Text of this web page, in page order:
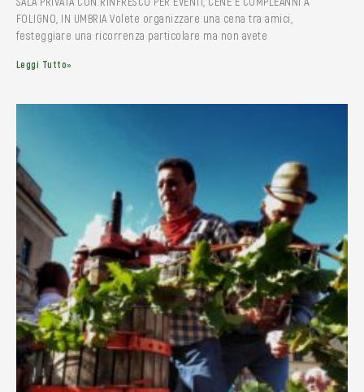
FOLIGNO, IN UMBRIA Volete organizzare una cena tra amici,
festeggiare una ricorrenza particolare ma non avete
Leggi Tutto»